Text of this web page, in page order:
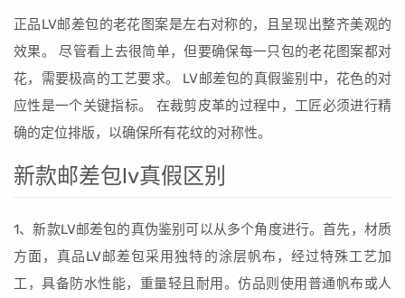
正品LV邮差包的老花图案是左右对称的，且呈现出整齐美观的
效果。 尽管看上去很简单，但要确保每一只包的老花图案都对
花，需要极高的工艺要求。 LV邮差包的真假鉴别中，花色的对
应性是一个关键指标。 在裁剪皮革的过程中，工匠必须进行精
确的定位排版，以确保所有花纹的对称性。
新款邮差包lv真假区别
1、新款LV邮差包的真伪鉴别可以从多个角度进行。首先，材质
方面，真品LV邮差包采用独特的涂层帆布，经过特殊工艺加
工，具备防水性能，重量轻且耐用。仿品则使用普通帆布或人